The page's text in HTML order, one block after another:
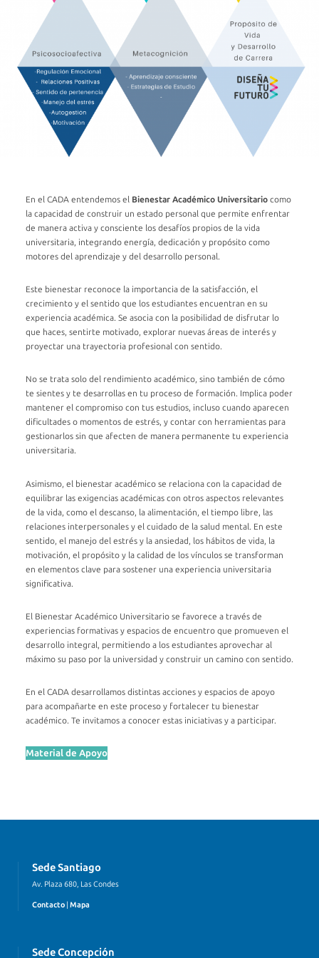
Propósito
de
Vida
Desarrollo
de
Carrera
HACEMOS?
En el CADA entendemos el Bienestar Académico Universitariocomo
la capacidad de construir un estado personal que permite enfrentar
de manera activa y consciente los desafíos propios de la vida
universitaria, integrando energía, dedicación y propósito como
motores del aprendizaje y del desarrollo personal.
Este bienestar reconoce la importancia de la satisfacción, el
crecimiento y el sentido que los estudiantes encuentran en su
experiencia académica. Se asocia con la posibilidad de disfrutar lo
que haces, sentirte motivado, explorar nuevas áreas de interés y
proyectar una trayectoria profesional con sentido.
No se trata solo del rendimiento académico, sino también de cómo
te sientes y te desarrollas en tu proceso de formación. Implica poder
mantener el compromiso con tus estudios, incluso cuando aparecen
dificultades o momentos de estrés, y contar con herramientas para
gestionarlos sin que afecten de manera permanente tu experiencia
universitaria.
Asimismo, el bienestar académico se relaciona con la capacidad de
equilibrar las exigencias académicas con otros aspectos relevantes
de la vida, como el descanso, la alimentación, el tiempo libre, las
relaciones interpersonales y el cuidado de la salud mental. En este
sentido, el manejo del estrés y la ansiedad, los hábitos de vida, la
motivación, el propósito y la calidad de los vínculos se transforman
en elementos clave para sostener una experiencia universitaria
significativa.
El Bienestar Académico Universitario se favorece a través de
experiencias formativas y espacios de encuentro que promueven el
desarrollo integral, permitiendo a los estudiantes aprovechar al
máximo su paso por la universidad y construir un camino con sentido.
En el CADA desarrollamos distintas acciones y espacios de apoyo
para acompañarte en este proceso y fortalecer tu bienestar
académico. Te invitamos a conocer estas iniciativas y a participar.
Material de Apoyo
Sede Santiago
Av. Plaza 680, Las Condes
Contacto Mapa
Sede Concepción